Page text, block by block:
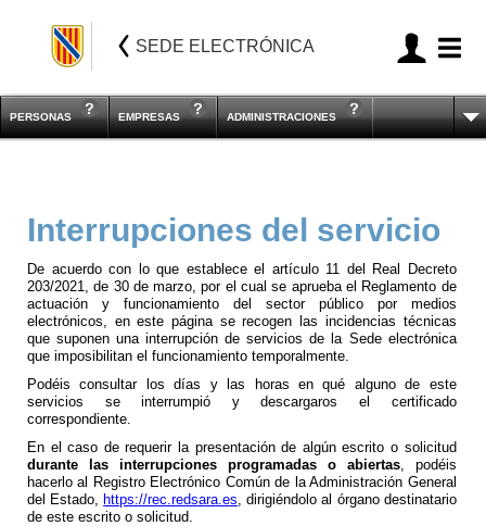
SEDE ELECTRÓNICA
PERSONAS EMPRESAS ADMINISTRACIONES
Interrupciones del servicio
De acuerdo con lo que establece el artículo 11 del Real Decreto
203/2021, de 30 de marzo, por el cual se aprueba el Reglamento de
actuación y funcionamiento del sector público por medios
electrónicos, en este página se recogen las incidencias técnicas
que suponen una interrupción de servicios de la Sede electrónica
que imposibilitan el funcionamiento temporalmente.
Podéis consultar los días y las horas en qué alguno de este
servicios se interrumpió y descargaros el certificado
correspondiente.
En el caso de requerir la presentación de algún escrito o solicitud
durante las interrupciones programadas o abiertas, podéis
hacerlo al Registro Electrónico Común de la Administración General
del Estado, https://rec.redsara.es, dirigiéndolo al órgano destinatario
de este escrito o solicitud.